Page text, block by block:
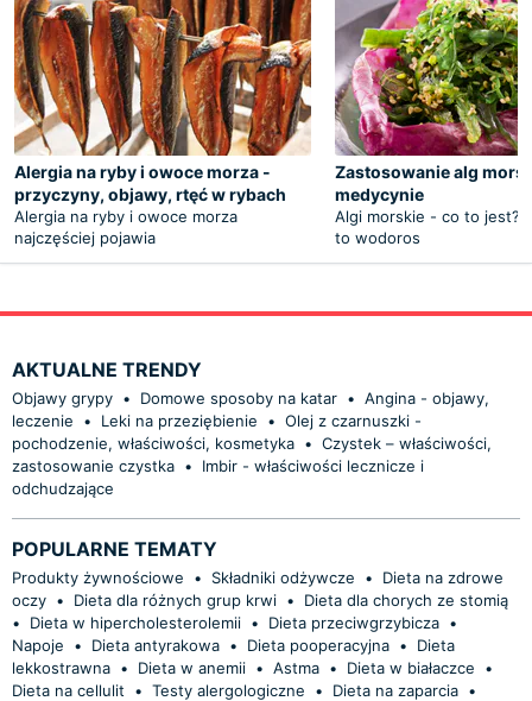
Alergia na ryby i owoce morza -
przyczyny, objawy, rtęć w rybach
Alergia na ryby i owoce morza
najczęściej pojawia
Zastosowanie alg
medycynie
Algi morskie - co to jest?
to wodoros
AKTUALNE TRENDY
Objawy grypy • Domowe sposoby na katar • Angina - objawy,
leczenie
• Leki na przeziębienie • Olej z czarnuszki -
pochodzenie, właściwości, kosmetyka • Czystek – właściwości,
zastosowanie czystka •
Imbir - właściwości lecznicze i
odchudzające
POPULARNE TEMATY
Produkty żywnościowe • Składniki odżywcze •
Dieta na zdrowe
oczy • Dieta dla różnych grup krwi •
Dieta dla chorych ze stomią
•
Dieta w hipercholesterolemii • Dieta przeciwgrzybicza •
Napoje
• Dieta antyrakowa • Dieta pooperacyjna •
Dieta
lekkostrawna • Dieta w anemii • Astma • Dieta w białaczce
•
Dieta na cellulit
• Testy alergologiczne • Dieta na zaparcia •